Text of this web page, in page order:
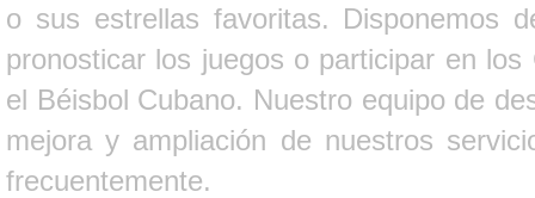
o sus estrellas favoritas. Disponemos
pronosticar los juegos o participar en
el Béisbol Cubano. Nuestro equipo de
mejora y ampliación de nuestros
frecuentemente.